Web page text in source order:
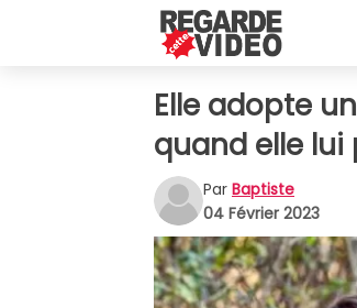
Elle adopte
quand elle
Par Baptiste
04 Février 2023